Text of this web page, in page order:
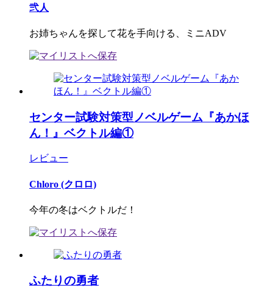
弐人
お姉ちゃんを探して花を手向ける、ミニADV
センター試験対策型ノベルゲーム『あかほ
ん！』ベクトル編①
レビュー
Chloro (クロロ)
今年の冬はベクトルだ！
ふたりの勇者